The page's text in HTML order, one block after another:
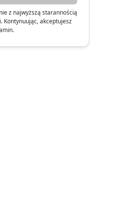
z najwyższą starannością
Kontynuując, akceptujesz